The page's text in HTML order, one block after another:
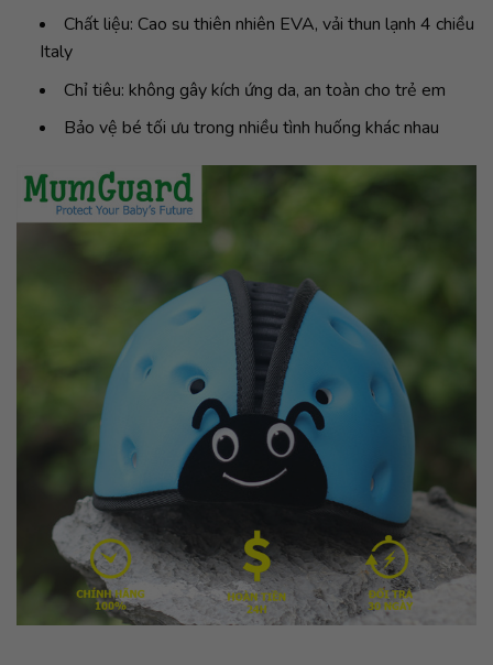
Chất liệu: Cao su thiên nhiên EVA, vải thun lạnh 4 chiều
Italy
Chỉ tiêu: không gây kích ứng da, an toàn cho trẻ em
Bảo vệ bé tối ưu trong nhiều tình huống khác nhau